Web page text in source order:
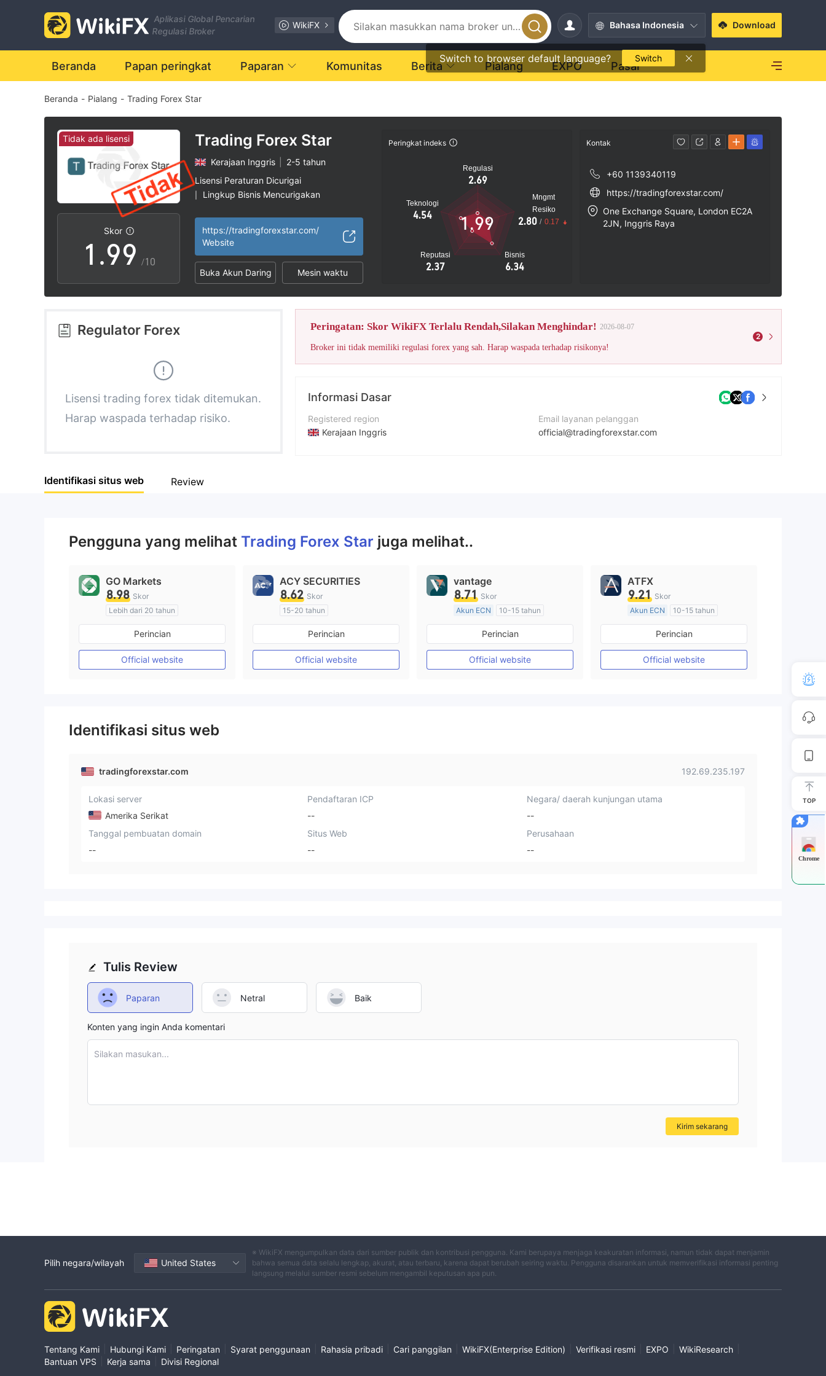
Aplikasi Global Pencarian
Regulasi Broker
WikiFX Bahasa Indonesia
Switch to browser default language? Switch
Download
Beranda Papan peringkat Paparan Komunitas Berita Pialang EXPO Pasar
Beranda - Pialang - Trading Forex Star
Tidak ada lisensi
Skor
0
1
2
3
5
6
7
8
9
.
3
4
5
6
7
8
9
3
4
5
6
7
8
9 /10
Trading Forex Star
Kerajaan Inggris
2-5 tahun
Lisensi Peraturan Dicurigai
Lingkup Bisnis Mencurigakan
https://tradingforexstar.com/
Website
Buka Akun Daring Mesin waktu
Peringkat indeks
Regulasi
2.69
Teknologi
4.54
Reputasi
2.37
Bisnis
6.34
Mngmt
Resiko
2.80 / 0.17
1.99
Kontak
+60 1139340119
https://tradingforexstar.com/
One Exchange Square, London EC2A
2JN, Inggris Raya
Regulator Forex
Lisensi trading forex tidak ditemukan.
Harap waspada terhadap risiko.
Peringatan: Skor WikiFX Terlalu Rendah,Silakan Menghindar! 2026-08-07
Broker ini tidak memiliki regulasi forex yang sah. Harap waspada terhadap risikonya!
2
Informasi Dasar
Registered region
Kerajaan Inggris
Email layanan pelanggan
official@tradingforexstar.com
Identifikasi situs web Review
Pengguna yang melihat Trading Forex Star juga melihat..
GO Markets
8.98 Skor
Lebih dari 20 tahun
Diatur di Australia
Market Maker (MM)
Perincian
Official website
ACY SECURITIES
8.62 Skor
15-20 tahun
Diatur di Australia
Market Maker (MM)
Lisensi Penuh MT4
Perincian
Official website
vantage
8.71 Skor
Akun ECN
10-15 tahun
Diatur di Australia
Market Maker (MM)
Lisensi Penuh MT4
Perincian
Official website
ATFX
9.21 Skor
Akun ECN
10-15 tahun
Diatur di Australia
Market Maker (MM)
Lisensi Penuh MT4
Perincian
Official website
Identifikasi situs web
tradingforexstar.com 192.69.235.197
Lokasi server
Amerika Serikat
Pendaftaran ICP
--
Negara/ daerah kunjungan utama
--
Tanggal pembuatan domain
--
Situs Web
--
Perusahaan
--
Tulis Review
Paparan Netral Baik
Konten yang ingin Anda komentari
Silakan masukan...
Kirim sekarang
TOP
Chrome
Pilih negara/wilayah United States
※ WikiFX mengumpulkan data dari sumber publik dan kontribusi pengguna. Kami berupaya menjaga keakuratan informasi, namun tidak dapat menjamin
bahwa semua data selalu lengkap, akurat, atau terbaru, karena dapat berubah seiring waktu. Pengguna disarankan untuk memverifikasi informasi penting
langsung melalui sumber resmi sebelum mengambil keputusan apa pun.
Tentang Kami Hubungi Kami Peringatan Syarat penggunaan Rahasia pribadi Cari panggilan WikiFX(Enterprise Edition) Verifikasi resmi EXPO WikiResearch
Bantuan VPS
Kerja sama Divisi Regional